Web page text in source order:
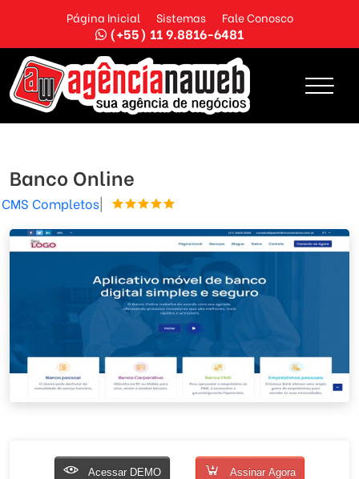
Página Inicial Sistemas Fale Conosco
(+55) 11 9.8816-6481
Banco Online
CMS Completos|
Acessar DEMO Assinar Agora